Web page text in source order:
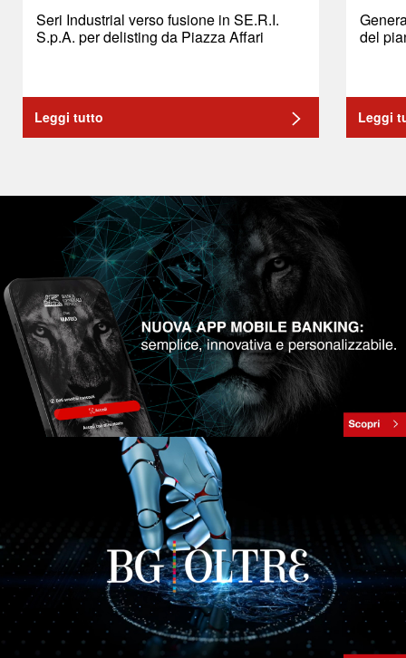
Seri Industrial verso fusione in SE.R.I.
S.p.A. per delisting da Piazza Affari
Leggi tutto
del
Leggi